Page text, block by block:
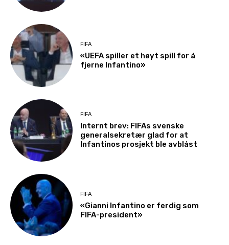
FIFA
«UEFA spiller et høyt spill for å
fjerne Infantino»
FIFA
Internt brev: FIFAs svenske
generalsekretær glad for at
Infantinos prosjekt ble avblåst
FIFA
«Gianni Infantino er ferdig som
FIFA-president»